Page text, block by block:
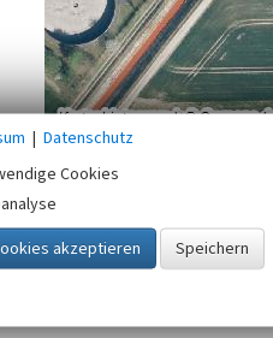
Zugehörig zu
Lehr- und Erlebnispfad
"Energie & Wasser" am
Kölner Randkanal
| Datenschutz
Cookies